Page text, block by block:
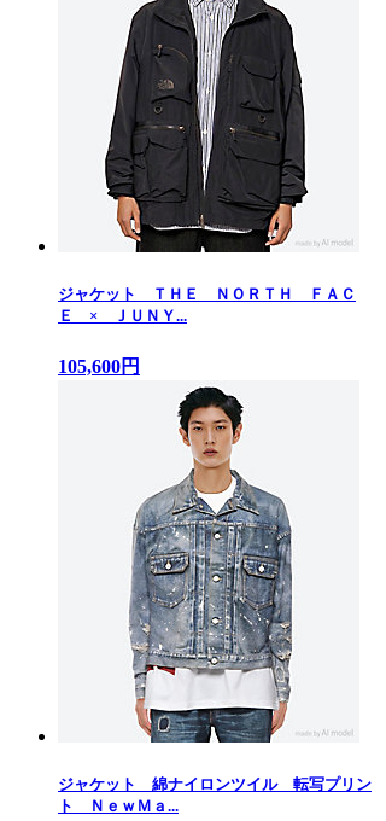
ジャケット ＴＨＥ ＮＯＲＴＨ ＦＡＣ
Ｅ × ＪＵＮＹ...
105,600円
ジャケット 綿ナイロンツイル 転写プリン
ト ＮｅｗＭａ...